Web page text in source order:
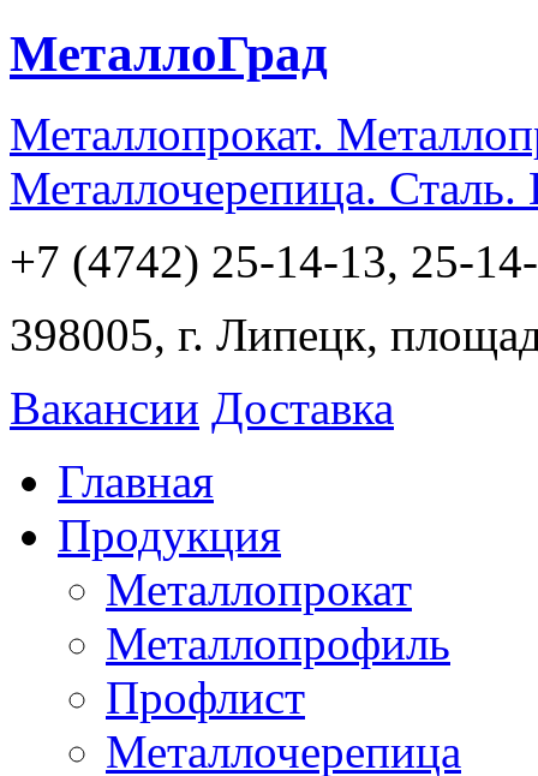
МеталлоГрад
Металлопрокат.
Металлочерепица.
+7 (4742) 25-14-13, 25-
398005, г. Липецк,
Вакансии Доставка
Главная
Продукция
Металлопрокат
Металлопрофиль
Профлист
Металлочерепица